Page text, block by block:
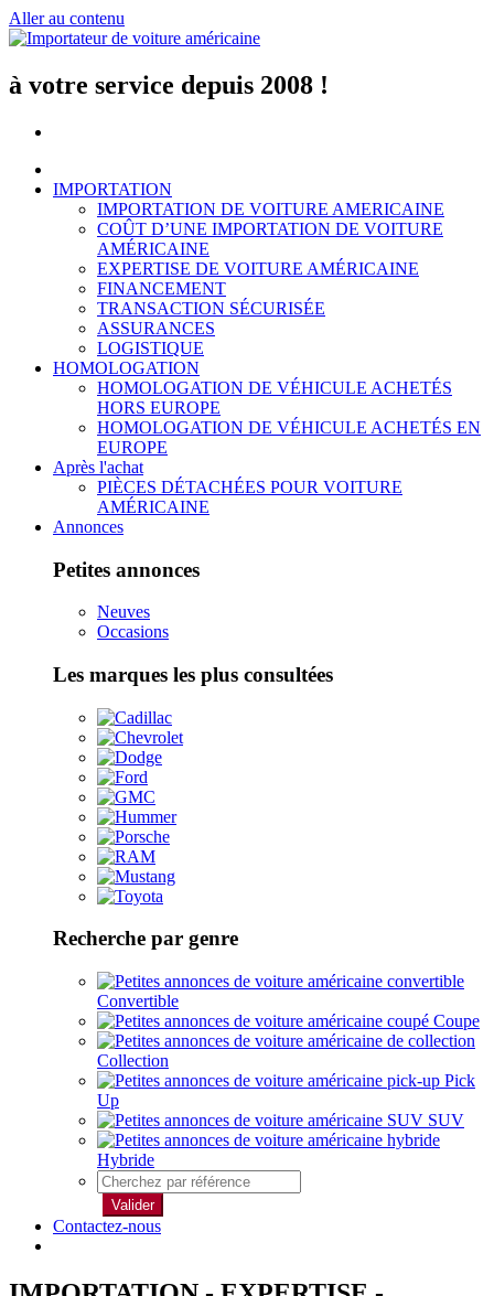
Aller au contenu
à votre service depuis 2008 !
IMPORTATION
IMPORTATION DE VOITURE AMERICAINE
COÛT D’UNE IMPORTATION DE VOITURE
AMÉRICAINE
EXPERTISE DE VOITURE AMÉRICAINE
FINANCEMENT
TRANSACTION SÉCURISÉE
ASSURANCES
LOGISTIQUE
HOMOLOGATION
HOMOLOGATION DE VÉHICULE ACHETÉS
HORS EUROPE
HOMOLOGATION DE VÉHICULE ACHETÉS EN
EUROPE
Après l'achat
PIÈCES DÉTACHÉES POUR VOITURE
AMÉRICAINE
Annonces
Petites annonces
Neuves
Occasions
Les marques les plus consultées
Recherche par genre
Convertible
Coupe
Collection
Pick
Up
SUV
Hybride
Valider
Contactez-nous